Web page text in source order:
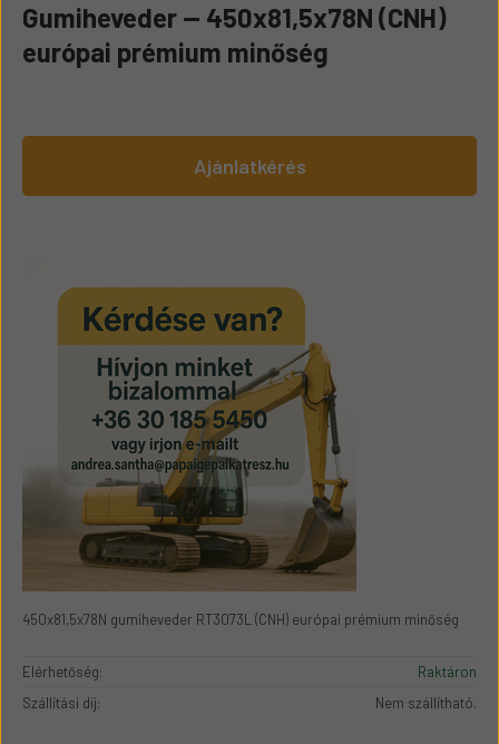
Gumiheveder -- 450x81,5x78N (CNH)
európai prémium minőség
Ajánlatkérés
450x81,5x78N gumiheveder RT3073L (CNH) európai prémium minőség
Elérhetőség:
Raktáron
Szállítási díj:
Nem szállítható.